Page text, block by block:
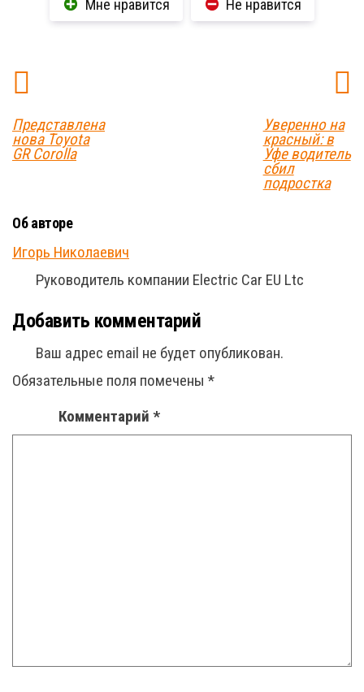
Мне нравится Не нравится
Представлена
нова Toyota
GR Corolla
Уверенно на
красный: в
Уфе водитель
сбил
подростка
Об авторе
Игорь Николаевич
Руководитель компании Electric Car EU Ltc
Добавить комментарий
Ваш адрес email не будет опубликован.
Обязательные поля помечены *
Комментарий *